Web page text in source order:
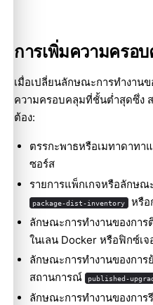
การเพิ่มความครอ
เมื่อเปลี่ยนลักษณะการทำงาน
ความครอบคลุมที่ชั้นต่ำสุดซึ่ง
ต้อง:
ตรรกะพาธหรือเมทาดาท
ซอร์ส
รายการแพ็กเกจหรือลักษ
package-dist-inventory
หรือ
ลักษณะการทำงานของกา
ในเลน Docker หรือฟิกซ์เจ
ลักษณะการทำงานของกา
สถานการณ์
published-
ลักษณะการทำงานของการ